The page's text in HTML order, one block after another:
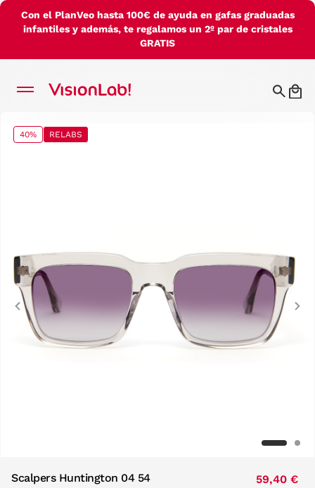
Con el PlanVeo hasta 100€ de ayuda en gafas graduadas
infantiles y además, te regalamos un 2º par de cristales
GRATIS
40% RELABS
Previous
Scalpers Huntington 04 54 59,40 €